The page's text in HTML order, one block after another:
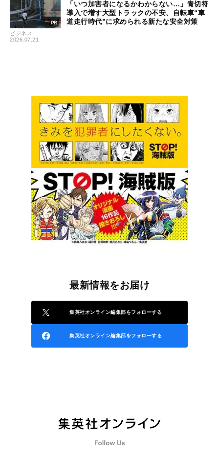
ビジネス
2026.07.21
「いつ加害者になるかわからない…」青切符
導入で増す大型トラックの不安、自転車“車
道走行時代”に求められる新たな安全対策
最新情報をお届け
集英社オンライン編集部をフォローする
集英社オンライン編集部をフォローする